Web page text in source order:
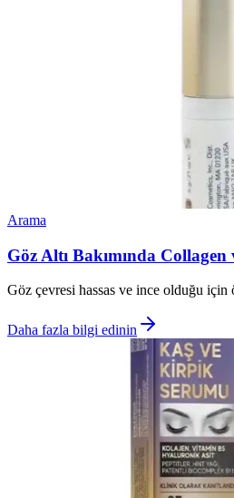
Arama
Göz Altı Bakımında
Göz çevresi hassas ve ince olduğu için
Daha fazla bilgi edinin